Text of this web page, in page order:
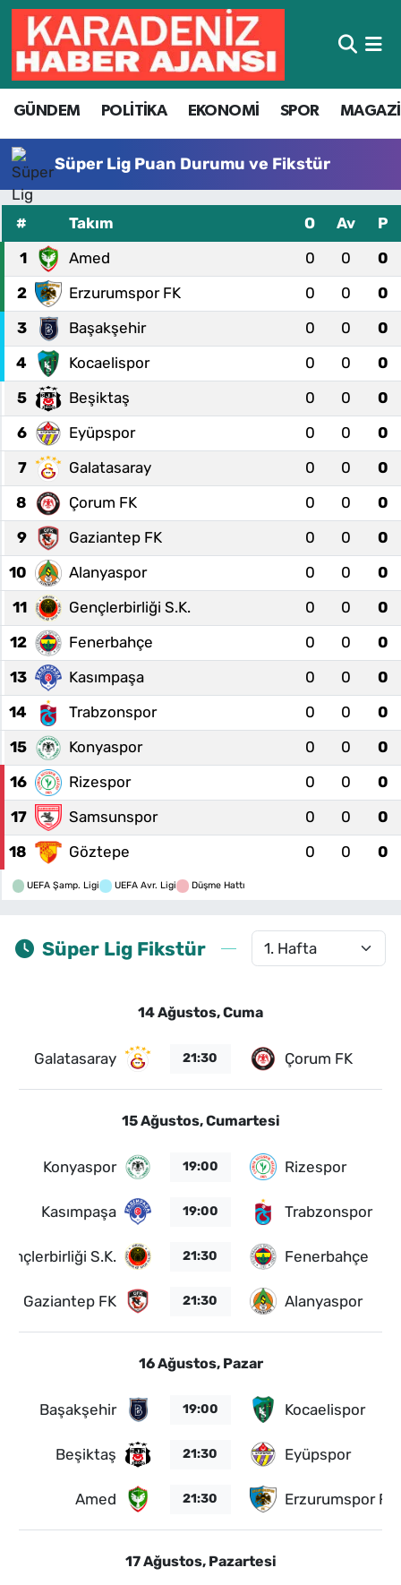
GÜNDEM POLİTİKA EKONOMİ SPOR
Süper Lig Puan Durumu ve Fikstür
# Takım O Av
P
1
Amed 0 0
0
2
Erzurumspor FK 0 0
0
3
Başakşehir 0 0
0
4
Kocaelispor 0 0
0
5
Beşiktaş 0 0
0
6
Eyüpspor 0 0
0
7
Galatasaray 0 0
0
8
Çorum FK 0 0
0
9
Gaziantep FK 0 0
0
10
Alanyaspor 0 0
0
11
Gençlerbirliği S.K. 0 0
0
12
Fenerbahçe 0 0
0
13
Kasımpaşa 0 0
0
14
Trabzonspor 0 0
0
15
Konyaspor 0 0
0
16
Rizespor 0 0
0
17
Samsunspor 0 0
0
18
Göztepe 0 0 0
UEFA Şamp. Ligi UEFA Avr. Ligi Düşme Hattı
Süper Lig Fikstür
14 Ağustos, Cuma
Galatasaray 21:30 Çorum FK
15 Ağustos, Cumartesi
Konyaspor 19:00 Rizespor
Kasımpaşa 19:00 Trabzonspor
S.K. 21:30 Fenerbahçe
Gaziantep FK 21:30 Alanyaspor
16 Ağustos, Pazar
Başakşehir 19:00 Kocaelispor
Beşiktaş 21:30 Eyüpspor
Amed 21:30 Erzurumspor FK
17 Ağustos, Pazartesi
Hava Durumu
Trafik Durumu
Süper Lig Puan Durumu ve Fikstür
Tüm Manşetler
Son Dakika Haberleri
Haber Arşivi